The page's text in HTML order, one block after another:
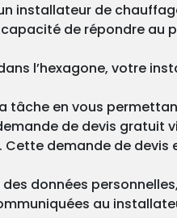
installateur de
de répondre au
l’hexagone, votre
tâche en vous
de devis gratuit
Cette demande de
données
au